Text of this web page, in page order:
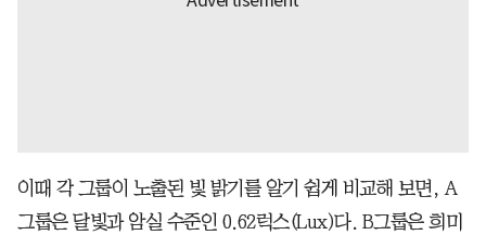
이때 각 그룹이 노출된 빛 밝기를 알기 쉽게 비교해 보면, A
그룹은 달빛과 암실 수준인 0.62럭스(Lux)다. B그룹은 희미